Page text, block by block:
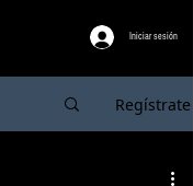
Iniciar sesión
Regístrate